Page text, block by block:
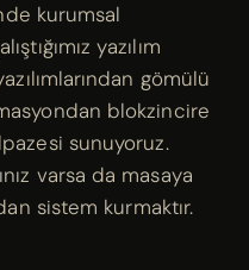
kurumsal
yazılım
gömülü
blokzincire
sunuyoruz.
varsa da masaya
sistem kurmaktır.